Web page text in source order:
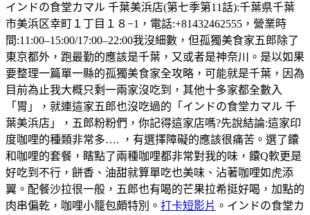
インドの食堂カマル 千葉美浜店(第七季第11話):千葉県千葉
市美浜区幸町１丁目１８−1，電話:+81432462555，營業時
間:11:00–15:00/17:00–22:00我沒細數，但孤獨美食家五郎除了
東京都外，跑最勤的應該是千葉，又或者是神奈川。是以如果
要整理一篇單一縣的孤獨美食家全攻略，可能就是千葉，因為
目前為止我大概只剩一兩家沒吃到，其他十多家都全數入
「胃」，就連這家五郎也沒吃過的「インドの食堂カマル 千
葉美浜店」，五郎粉粉們，你記得這家店嗎?先說結論:這家印
度咖哩的種類非常多…. ，有選擇障礙的應該很痛苦。選了饢
和咖哩的套餐，瞎點了兩種咖哩都非常對我的味，饢Q軟更是
好吃到不行，餅香、油甜就算單吃也美味、沾著咖哩如虎添
翼。配餐沙拉很一般，五郎也有喝的芒果拉希挺好喝，加點的
肉串偏乾，咖哩小籠包頗特別。 打卡短影片 。インドの食堂カ